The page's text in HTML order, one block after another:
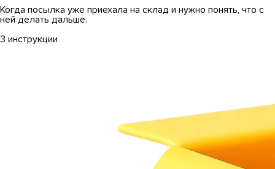
Когда посылка уже приехала на склад и нужно понять, что с
ней делать дальше.
3 инструкции